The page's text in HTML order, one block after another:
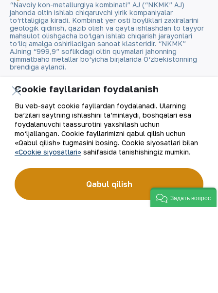
“Navoiy kon-metallurgiya kombinati” AJ (“NKMK” AJ)
jahonda oltin ishlab chiqaruvchi yirik kompaniyalar
to‘rttaligiga kiradi. Kombinat yer osti boyliklari zaxiralarini
geologik qidirish, qazib olish va qayta ishlashdan to tayyor
mahsulot olishgacha bo‘lgan ishlab chiqarish jarayonlari
to‘liq amalga oshiriladigan sanoat klasteridir. “NKMK”
AJning “999,9” soflikdagi oltin quymalari jahonning
qimmatbaho metallar bo‘yicha birjalarida O‘zbekistonning
brendiga aylandi.
Kompaniya haqida
Bizning faoliyatimiz
Barqaror rivojlanish
Investorlarga
Matbout xizmati
Karyera
Aloqalar
Sayt xaritasi
Foydalanish shartlari
Cookie fayllaridan
foydalanish
Ochiq ma'lumotlar
Cookie fayllaridan foydalanish
Bu veb-sayt cookie fayllardan foydalanadi. Ularning
ba’zilari saytning ishlashini ta’minlaydi, boshqalari esa
foydalanuvchi taassurotini yaxshilash uchun
mo‘ljallangan. Cookie fayllarimizni qabul qilish uchun
«Qabul qilish» tugmasini bosing. Cookie siyosatlari bilan
«Cookie siyosatlari» sahifasida tanishishingiz mumkin.
Qabul qilish
Задать вопрос